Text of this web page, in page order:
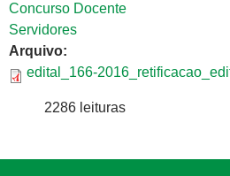
Concurso Docente
Servidores
Arquivo:
edital_166-
2286 leituras